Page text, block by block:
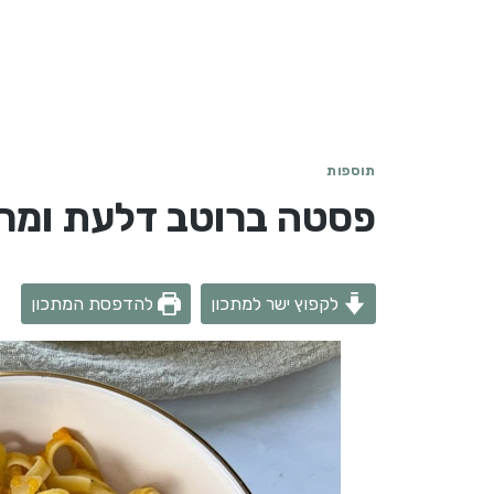
תוספות
פסטה ברוטב דלעת
לקפוץ ישר למתכון להדפסת המתכון